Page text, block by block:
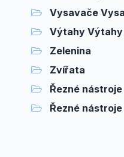
Vysavače
Výtahy
Zelenina
Zvířata
Řezné
Řezné